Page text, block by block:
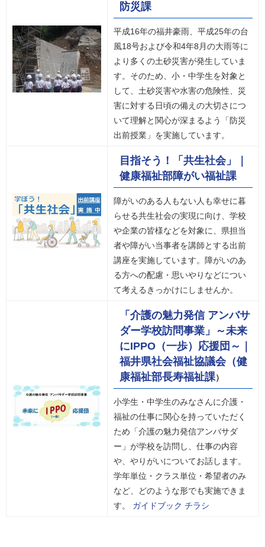
防災課
平成16年の福井豪雨、平成25年の台
風18号および令和4年8月の大雨等に
より多くの土砂災害が発生していま
す。そのため、小・中学生を対象と
して、土砂災害や水害の危険性、災
害に対する日頃の備えの大切さにつ
いて理解と関心が深まるよう「防災
出前授業」を実施しています。
目指そう！「共生社会」｜
健康福祉部障がい福祉課
障がいのある人もない人も幸せに暮
らせる共生社会の実現に向け、学校
や企業の皆様などを対象に、県担当
者や障がい当事者を講師とする出前
講座を実施しています。障がいのあ
る方への配慮・思いやりなどについ
て考えるきっかけにしませんか。
「介護の魅力発信 アンバサ
ダー学校訪問事業」～未来
にIPPO（一歩）応援団～｜
福井県社会福祉協議会（健
康福祉部長寿福祉課）
小学生・中学生のみなさんに介護・
福祉の仕事に関心を持っていただく
ため「介護の魅力発信アンバサダ
ー」が学校を訪問し、仕事の内容
や、やりがいについてお話します。
学年単位・クラス単位・希望者のみ
など、どのような形でも実施できま
す。 ガイドブック チラシ